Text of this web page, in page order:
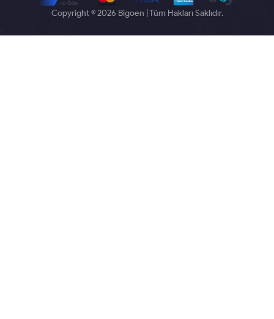
Copyright © 2026 Bigoen | Tüm Hakları Saklıdır.